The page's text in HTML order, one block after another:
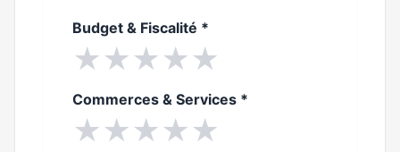
Budget & Fiscalité *
★★★★★
Commerces & Services *
★★★★★